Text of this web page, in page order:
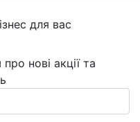
для вас
нові акції та